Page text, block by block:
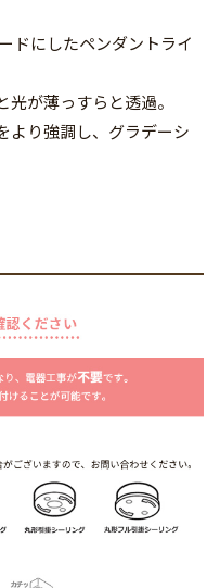
ドにしたペンダントライ
が薄っすらと透過。
より強調し、グラデーシ